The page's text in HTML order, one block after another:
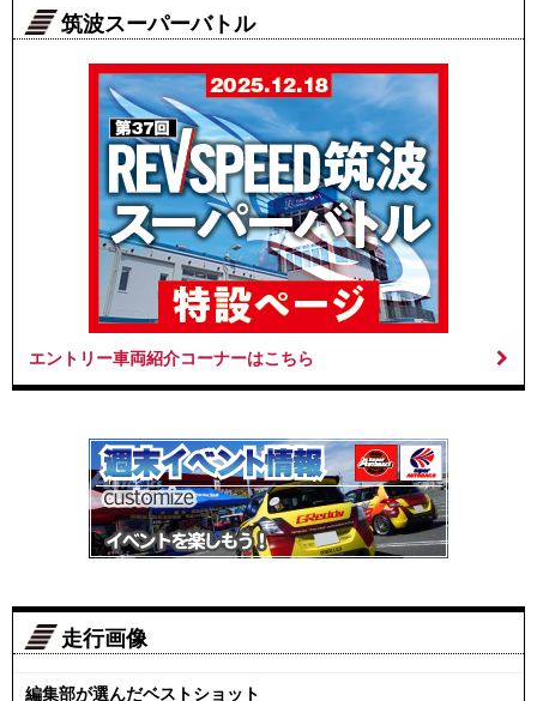
筑波スーパーバトル
エントリー車両紹介コーナーはこちら
走行画像
編集部が選んだベストショット